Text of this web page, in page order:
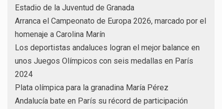
Estadio de la Juventud de Granada
Arranca el Campeonato de Europa 2026, marcado por el
homenaje a Carolina Marín
Los deportistas andaluces logran el mejor balance en
unos Juegos Olímpicos con seis medallas en París
2024
Plata olímpica para la granadina María Pérez
Andalucía bate en París su récord de participación